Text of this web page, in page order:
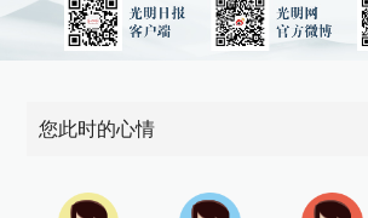
您此时的心情